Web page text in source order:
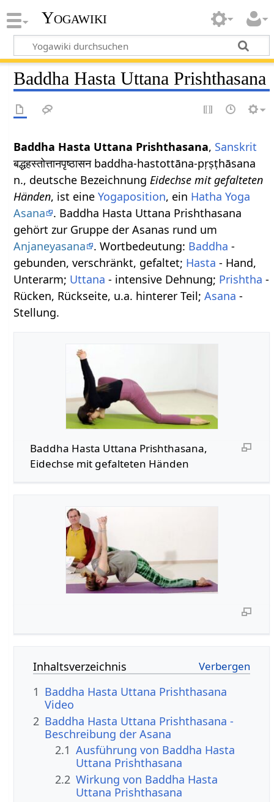
Yogawiki
Baddha Hasta Uttana Prishthasana
Baddha Hasta Uttana Prishthasana, Sanskrit
बद्धहस्तोत्तानपृष्ठासन baddha-hastottāna-pṛṣṭhāsana
n., deutsche BezeichnungEidechse mit gefalteten
Händen, ist eineYogaposition, ein Hatha Yoga
Asana
. Baddha Hasta Uttana Prishthasana
gehört zur Gruppe der Asanas rund um
Anjaneyasana
. Wortbedeutung: Baddha -
gebunden, verschränkt, gefaltet; Hasta - Hand,
Unterarm; Uttana - intensive Dehnung; Prishtha -
Rücken, Rückseite, u.a. hinterer Teil;Asana -
Stellung.
Baddha Hasta Uttana Prishthasana,
Eidechse mit gefalteten Händen
Inhaltsverzeichnis
1 Baddha Hasta Uttana Prishthasana
Video
2 Baddha Hasta Uttana Prishthasana -
Beschreibung der Asana
2.1 Ausführung von Baddha Hasta
Uttana Prishthasana
2.2 Wirkung von Baddha Hasta
Uttana Prishthasana